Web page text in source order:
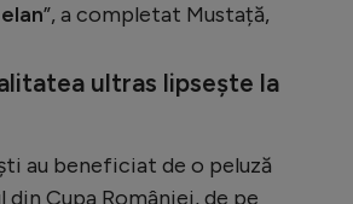
”, a completat Mustață,
ultras lipsește la
au beneficiat de o peluză
Cupa României, de pe